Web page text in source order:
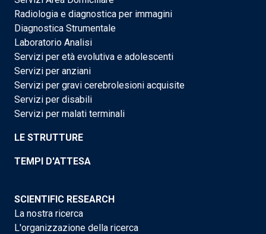
Radiologia e diagnostica per immagini
Diagnostica Strumentale
Laboratorio Analisi
Servizi per età evolutiva e adolescenti
Servizi per anziani
Servizi per gravi cerebrolesioni acquisite
Servizi per disabili
Servizi per malati terminali
LE STRUTTURE
TEMPI D'ATTESA
SCIENTIFIC RESEARCH
La nostra ricerca
L'organizzazione della ricerca